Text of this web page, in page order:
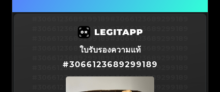
#3066123689299189#3066123689299189
#3066123689299189#3066123689299189
#3066123689299189#3066123689299189
#3066123689299189#3066123689299189
#3066123689299189#3066123689299189
ใบรับรองความแท้
#3066123689299189